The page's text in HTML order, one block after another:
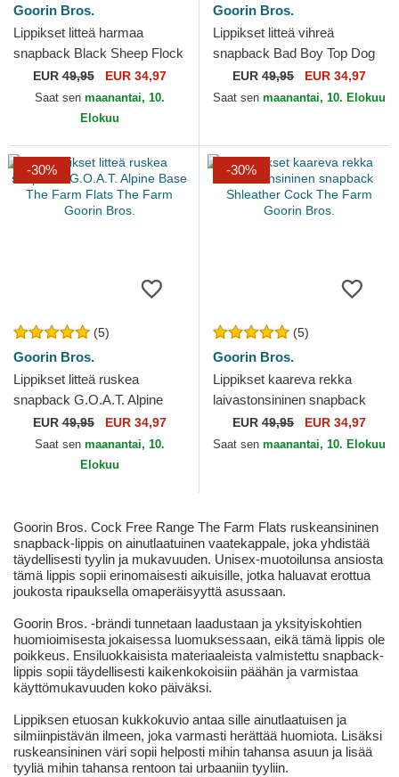
Goorin Bros.
Lippikset litteä harmaa
snapback Black Sheep Flock
Mountain The Farm Flats The
Farm Goorin Bros.
EUR49,95 EUR 34,97
Saat sen maanantai, 10.
Elokuu
Goorin Bros.
Lippikset litteä vihreä
snapback Bad Boy Top Dog
The Farm Flats The Farm
Goorin Bros.
EUR 49,95 EUR 34,97
Saat sen maanantai, 10. Elokuu
-30%
(5)
Goorin Bros.
Lippikset litteä ruskea
snapback G.O.A.T. Alpine
Base The Farm Flats The
Farm Goorin Bros.
EUR49,95 EUR 34,97
Saat sen maanantai, 10.
Elokuu
-30%
(5)
Goorin Bros.
Lippikset kaareva rekka
laivastonsininen snapback
Shleather Cock The Farm
Goorin Bros.
EUR 49,95 EUR 34,97
Saat sen maanantai, 10. Elokuu
Goorin Bros. Cock Free Range The Farm Flats ruskeansininen
snapback-lippis on ainutlaatuinen vaatekappale, joka yhdistää
täydellisesti tyylin ja mukavuuden. Unisex-muotoilunsa ansiosta
tämä lippis sopii erinomaisesti aikuisille, jotka haluavat erottua
joukosta ripauksella omaperäisyyttä asussaan.
Goorin Bros. -brändi tunnetaan laadustaan ja yksityiskohtien
huomioimisesta jokaisessa luomuksessaan, eikä tämä lippis ole
poikkeus. Ensiluokkaisista materiaaleista valmistettu snapback-
lippis sopii täydellisesti kaikenkokoisiin päähän ja varmistaa
käyttömukavuuden koko päiväksi.
Lippiksen etuosan kukkokuvio antaa sille ainutlaatuisen ja
silmiinpistävän ilmeen, joka varmasti herättää huomiota. Lisäksi
ruskeansininen väri sopii helposti mihin tahansa asuun ja lisää
tyyliä mihin tahansa rentoon tai urbaaniin tyyliin.